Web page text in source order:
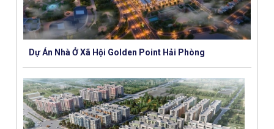
Dự Án Nhà Ở Xã Hội Golden Point Hải Phòng